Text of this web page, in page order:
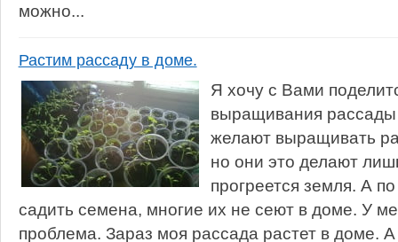
можно...
Растим рассаду в доме.
Я хочу с Вами
выращивания
желают выращивать
но они это делают
прогреется земля. А
садить семена, многие их не сеют в доме. У
проблема. Зараз моя рассада растет в доме.